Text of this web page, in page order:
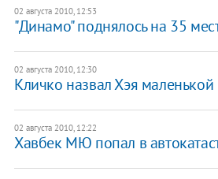
02 августа 2010, 12:53
"Динамо" поднялось на 35
02 августа 2010, 12:30
Кличко назвал Хэя
02 августа 2010, 12:22
Хавбек МЮ попал в